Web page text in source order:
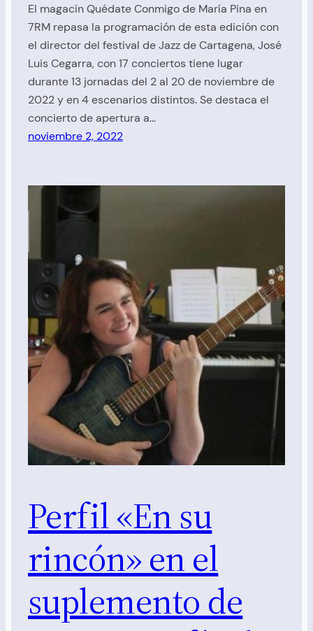
El magacín Quédate Conmigo de María Pina en
7RM repasa la programación de esta edición con
el director del festival de Jazz de Cartagena, José
Luis Cegarra, con 17 conciertos tiene lugar
durante 13 jornadas del 2 al 20 de noviembre de
2022 y en 4 escenarios distintos. Se destaca el
concierto de apertura a…
noviembre 2, 2022
Perfil «En su
rincón» en el
suplemento de